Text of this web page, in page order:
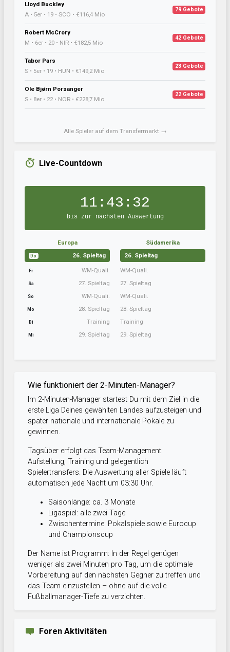
Lloyd Buckley
A • 5er • 19 • SCO • €116,4 Mio
79 Gebote
Robert McCrory
M • 6er • 20 • NIR • €182,5 Mio
42 Gebote
Tabor Pars
S • 5er • 19 • HUN • €149,2 Mio
23 Gebote
Ole Bjørn Porsanger
S • 8er • 22 • NOR • €228,7 Mio
22 Gebote
Alle Spieler auf dem Transfermarkt →
Live-Countdown
11:43:32
bis zur nächsten Auswertung
Europa
Do 26. Spieltag
Fr WM-Quali.
Sa 27. Spieltag
So WM-Quali.
Mo 28. Spieltag
Di Training
Mi 29. Spieltag
Südamerika
26. Spieltag
WM-Quali.
27. Spieltag
WM-Quali.
28. Spieltag
Training
29. Spieltag
Wie funktioniert der 2-Minuten-Manager?
Im 2-Minuten-Manager startest Du mit dem Ziel in die
erste Liga Deines gewählten Landes aufzusteigen und
später nationale und internationale Pokale zu
gewinnen.
Tagsüber erfolgt das Team-Management:
Aufstellung, Training und gelegentlich
Spielertransfers. Die Auswertung aller Spiele läuft
automatisch jede Nacht um 03:30 Uhr.
Saisonlänge: ca. 3 Monate
Ligaspiel: alle zwei Tage
Zwischentermine: Pokalspiele sowie Eurocup
und Championscup
Der Name ist Programm: In der Regel genügen
weniger als zwei Minuten pro Tag, um die optimale
Vorbereitung auf den nächsten Gegner zu treffen und
das Team einzustellen – ohne auf die volle
Fußballmanager-Tiefe zu verzichten.
Foren Aktivitäten